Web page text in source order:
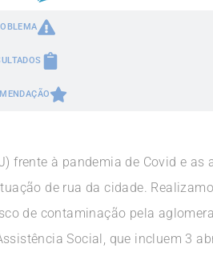
frente à pandemia de Covid e as
de rua da cidade.
de contaminação pela
Social, que incluem 3